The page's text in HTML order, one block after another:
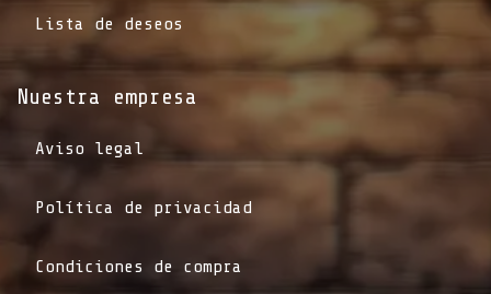
Lista de deseos
Nuestra empresa
Aviso legal
Política de privacidad
Condiciones de compra